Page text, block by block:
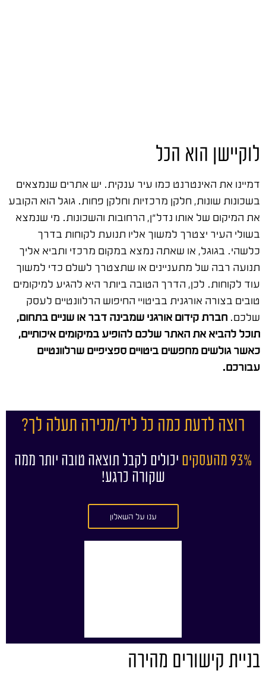
לוקיישן הוא הכל
דמיינו את האינטרנט כמו עיר ענקית. יש אתרים שנמצאים
בשכונות שונות, חלקן מרכזיות וחלקן פחות. גוגל הוא הקובע
את המיקום של אותו נדל"ן, הרחובות והשכונות. מי שנמצא
בשולי העיר יצטרך למשוך אליו תנועת לקוחות בדרך
כלשהי. בגוגל, או שאתה נמצא במקום מרכזי ותביא אליך
תנועה רבה של מתעניינים או שתצטרך לשלם כדי למשוך
עוד לקוחות. לכן, הדרך הטובה ביותר היא להגיע למיקומים
טובים בצורה אורגנית בביטויי החיפוש הרלוונטיים לעסק
שלכם. חברת קידום אורגני שמבינה דבר או שניים בתחום,
תוכל להביא את האתר שלכם להופיע במיקומים איכותיים,
כאשר גולשים מחפשים ביטויים ספציפיים שרלוונטיים
עבורכם.
רוצה לדעת כמה כל ליד/מכירה תעלה לך?
93% מהעסקים
יכולים לקבל תוצאה טובה יותר ממה
שקורה כרגע!
ענו על השאלון
בניית קישורים מהירה